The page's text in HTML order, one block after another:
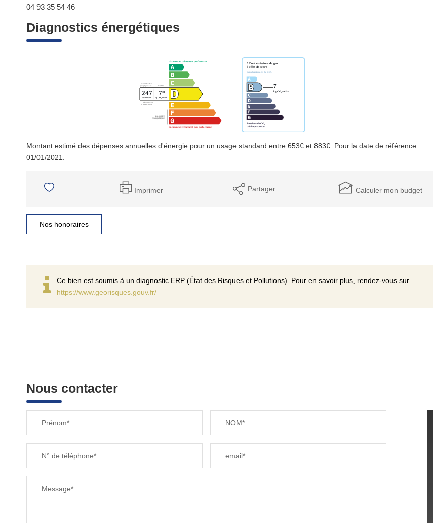
04 93 35 54 46
Diagnostics énergétiques
Montant estimé des dépenses annuelles d'énergie pour un usage standard entre 653€ et 883€. Pour la date de référence
01/01/2021.
Imprimer Partager Calculer mon budget
Nos honoraires
Ce bien est soumis à un diagnostic ERP (État des Risques et Pollutions). Pour en savoir plus, rendez-vous sur
https://www.georisques.gouv.fr/
Nous contacter
Prénom* NOM*
N° de téléphone* email*
Message*